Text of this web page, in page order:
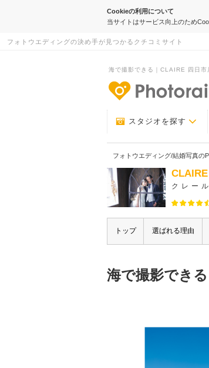
Cookieの利用について
当サイトはサービス向上のため
フォトウエディングの決め手が見つかるクチコミサイト
海で撮影できる｜CLAIRE 四日
スタジオを探す
フォトウエディング/結婚写真の
クレー
トップ 選ばれる理由
海で撮影できる